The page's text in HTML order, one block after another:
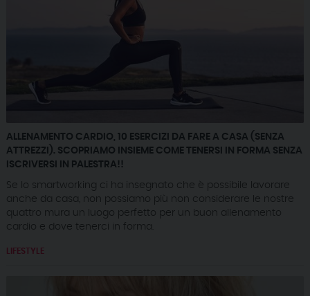
ALLENAMENTO CARDIO, 10 ESERCIZI DA FARE A CASA (SENZA
ATTREZZI). SCOPRIAMO INSIEME COME TENERSI IN FORMA SENZA
ISCRIVERSI IN PALESTRA!!
Se lo smartworking ci ha insegnato che è possibile lavorare
anche da casa, non possiamo più non considerare le nostre
quattro mura un luogo perfetto per un buon allenamento
cardio e dove tenerci in forma.
LIFESTYLE